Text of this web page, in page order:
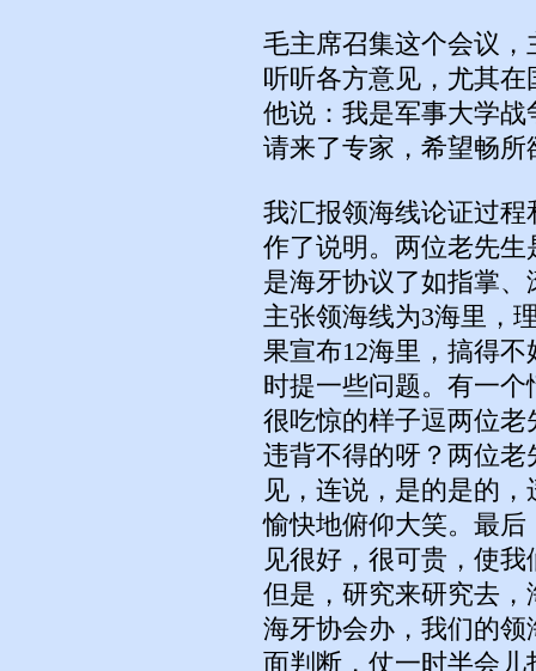
毛主席召集这个会议
听听各方意见，尤其
他说：我是军事大学
请来了专家，希望畅所
我汇报领海线论证过
作了说明。两位老先
是海牙协议了如指掌
主张领海线为3海里，
果宣布12海里，搞得
时提一些问题。有一
很吃惊的样子逗两位
违背不得的呀？两位
见，连说，是的是的
愉快地俯仰大笑。最
见很好，很可贵，使
但是，研究来研究去
海牙协会办，我们的
面判断，仗一时半会